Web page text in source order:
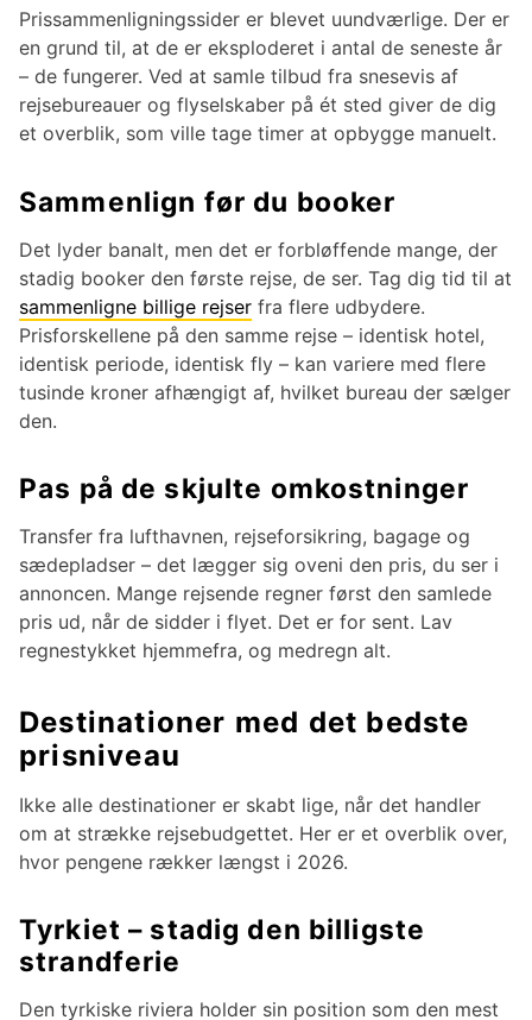
Prissammenligningssider er blevet uundværlige. Der er
en grund til, at de er eksploderet i antal de seneste år
– de fungerer. Ved at samle tilbud fra snesevis af
rejsebureauer og flyselskaber på ét sted giver de dig
et overblik, som ville tage timer at opbygge manuelt.
Sammenlign før du booker
Det lyder banalt, men det er forbløffende mange, der
stadig booker den første rejse, de ser. Tag dig tid til at
sammenligne billige rejser fra flere udbydere.
Prisforskellene på den samme rejse – identisk hotel,
identisk periode, identisk fly – kan variere med flere
tusinde kroner afhængigt af, hvilket bureau der sælger
den.
Pas på de skjulte omkostninger
Transfer fra lufthavnen, rejseforsikring, bagage og
sædepladser – det lægger sig oveni den pris, du ser i
annoncen. Mange rejsende regner først den samlede
pris ud, når de sidder i flyet. Det er for sent. Lav
regnestykket hjemmefra, og medregn alt.
Destinationer med det bedste
prisniveau
Ikke alle destinationer er skabt lige, når det handler
om at strække rejsebudgettet. Her er et overblik over,
hvor pengene rækker længst i 2026.
Tyrkiet – stadig den billigste
strandferie
Den tyrkiske riviera holder sin position som den mest